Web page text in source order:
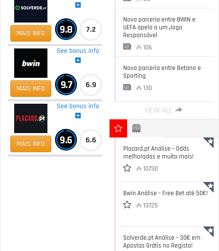
MAIS INFO 9.8 7.2
MAIS INFO
See bonus info
9.7 6.9
MAIS INFO
See bonus info
9.6 6.6
Nova parceria entre BWIN e
UEFA apela a um Jogo
Responsável
106
Nova parceria entre Betano e
Sporting
130
VIEW ALL
Placard.pt Análise – Odds
melhoradas e muito mais!
10730
Bwin Análise – Free Bet até 50€!
13725
Solverde.pt Análise – 30€ em
Apostas Grátis no Registo!